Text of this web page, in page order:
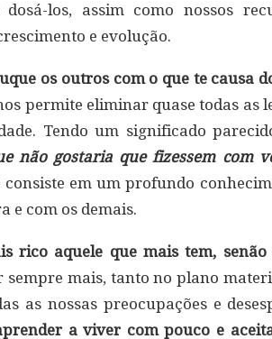
los, assim como nossos
e evolução.
os outros com o que te causa
permite eliminar quase todas as
Tendo um significado
não gostaria que fizessem com
consiste em um profundo
e com os demais.
rico aquele que mais tem, senão
sempre mais, tanto no plano
as nossas preocupações e
a viver com pouco e